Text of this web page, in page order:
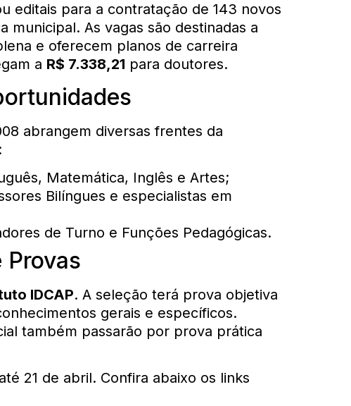
editais para a contratação de 143 novos
municipal. As vagas são destinadas a
e oferecem planos de carreira
a R$ 7.338,21 para doutores.
abrangem diversas frentes da
Matemática, Inglês e Artes;
Bilíngues e especialistas em
de Turno e Funções Pedagógicas.
Provas
IDCAP. A seleção terá prova objetiva
gerais e específicos.
também passarão por prova prática
21 de abril. Confira abaixo os links